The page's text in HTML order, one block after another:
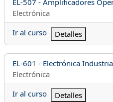
Categoría del curso
Electrónica
Ir al curso
Detalles
Nombre del curso
EL-601 - Electrónica
Categoría del curso
Electrónica
Ir al curso
Detalles